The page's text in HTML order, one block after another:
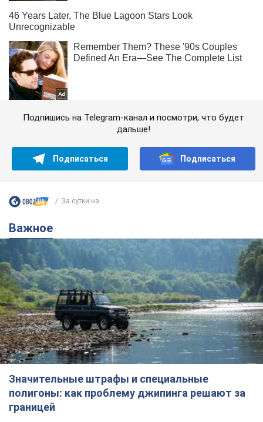
Подпишись на Telegram-канал и посмотри, что будет
дальше!
Подписаться Подписаться
За сутки на...
Важное
Значительные штрафы и специальные
полигоны: как проблему джипинга решают за
границей